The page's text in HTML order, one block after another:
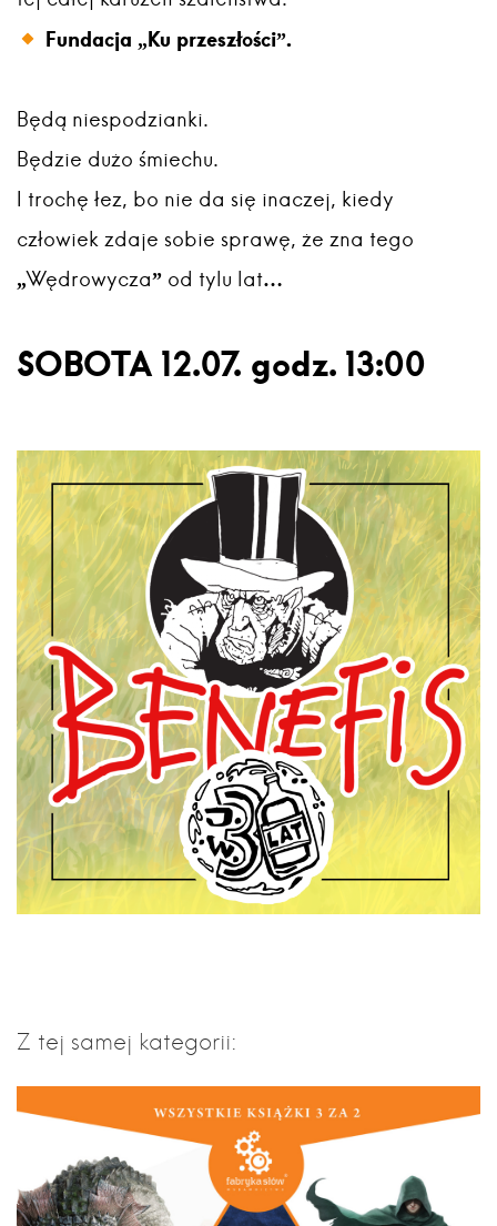
Fundacja „Ku przeszłości”.
Będą niespodzianki.
Będzie dużo śmiechu.
I trochę łez, bo nie da się inaczej, kiedy
człowiek zdaje sobie sprawę, że zna tego
„Wędrowycza” od tylu lat…
SOBOTA 12.07. godz. 13:00
Z tej samej kategorii: